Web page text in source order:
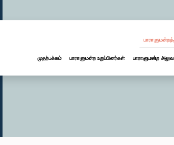
முதற்பக்கம் பாராளுமன்ற உறுப்பினர்கள் பாராளுமன்ற